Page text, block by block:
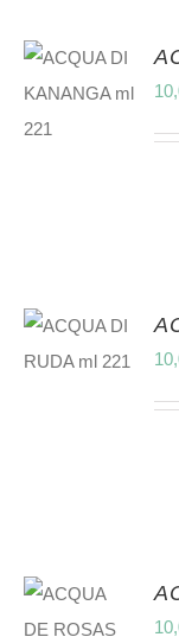
AGGIUNGI
CARRELLO
AL
AGGIUNGI